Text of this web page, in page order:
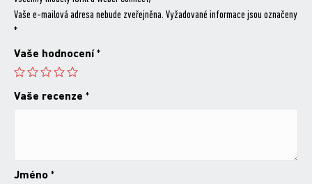
Vaše e-mailová adresa nebude zveřejněna. Vyžadované informace jsou označeny
*
Vaše hodnocení *
Vaše recenze *
Jméno *